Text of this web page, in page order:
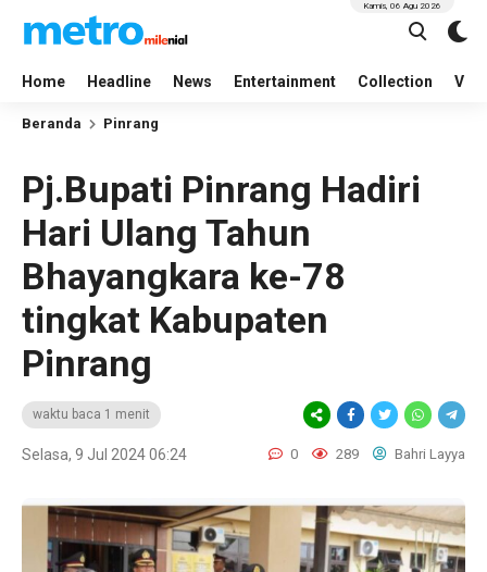
Home Headline News Entertainment Collection
Kamis, 06 Agu 2026
Beranda Pinrang
Pj.Bupati Pinrang Hadiri
Hari Ulang Tahun
Bhayangkara ke-78
tingkat Kabupaten
Pinrang
waktu baca 1 menit
Selasa, 9 Jul 2024 06:24 0 289 Bahri Layya